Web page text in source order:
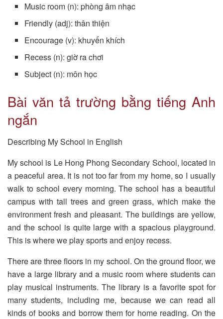
Music room (n): phòng âm nhạc
Friendly (adj): thân thiện
Encourage (v): khuyến khích
Recess (n): giờ ra chơi
Subject (n): môn học
Bài văn tả trường bằng tiếng Anh
ngắn
Describing My School in English
My school is Le Hong Phong Secondary School, located in
a peaceful area. It is not too far from my home, so I usually
walk to school every morning. The school has a beautiful
campus with tall trees and green grass, which make the
environment fresh and pleasant. The buildings are yellow,
and the school is quite large with a spacious playground.
This is where we play sports and enjoy recess.
There are three floors in my school. On the ground floor, we
have a large library and a music room where students can
play musical instruments. The library is a favorite spot for
many students, including me, because we can read all
kinds of books and borrow them for home reading. On the